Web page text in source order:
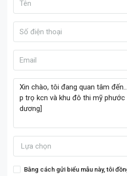
Lựa chọn
Bằng cách gửi biểu mẫu này, tôi